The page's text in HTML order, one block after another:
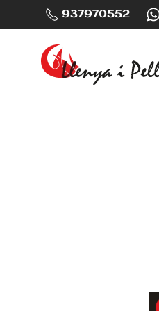
937970552